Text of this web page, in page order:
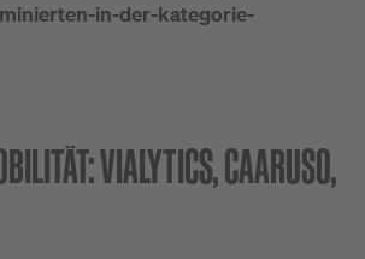
in-der-kategorie-
VIALYTICS, CAARUSO,